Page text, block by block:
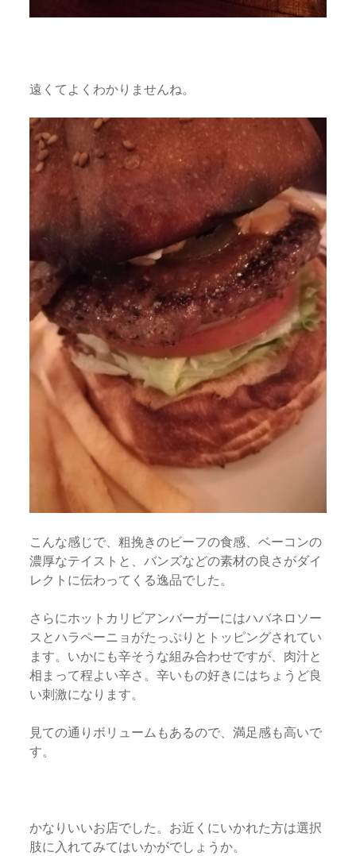
遠くてよくわかりませんね。
こんな感じで、粗挽きのビーフの食感、ベーコンの
濃厚なテイストと、バンズなどの素材の良さがダイ
レクトに伝わってくる逸品でした。
さらにホットカリビアンバーガーにはハバネロソー
スとハラペーニョがたっぷりとトッピングされてい
ます。いかにも辛そうな組み合わせですが、肉汁と
相まって程よい辛さ。辛いもの好きにはちょうど良
い刺激になります。
見ての通りボリュームもあるので、満足感も高いで
す。
かなりいいお店でした。お近くにいかれた方は選択
肢に入れてみてはいかがでしょうか。